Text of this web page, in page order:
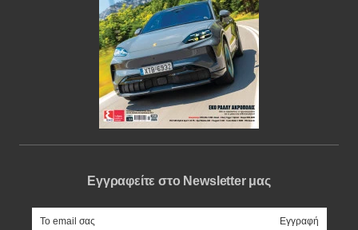
Εγγραφείτε στο Newsletter μας
e-mail